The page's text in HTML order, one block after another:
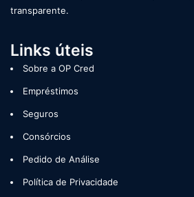
transparente.
Links úteis
Sobre a OP Cred
Empréstimos
Seguros
Consórcios
Pedido de Análise
Política de Privacidade